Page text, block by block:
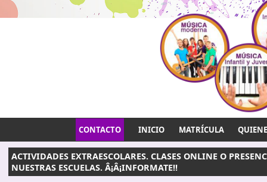
CONTACTO INICIO MATRÍCULA
ACTIVIDADES EXTRAESCOLARES. CLASES ONLINE O
NUESTRAS ESCUELAS. Â¡Â¡INFORMATE!!